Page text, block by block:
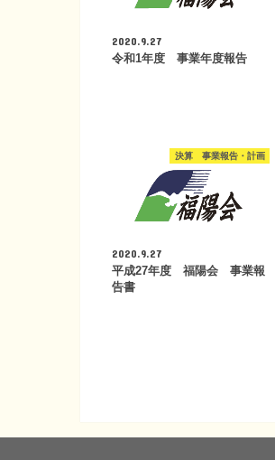
2020.9.27
令和1年度 事業年度報告
決算 事業報告・計画
2020.9.27
平成27年度 福陽会 事業報
告書